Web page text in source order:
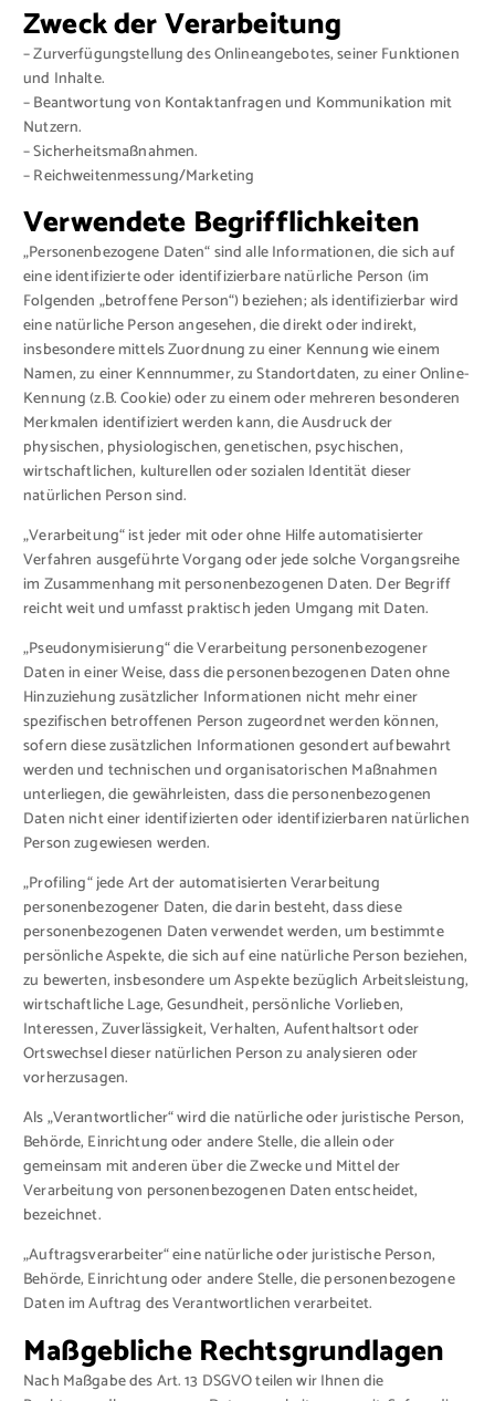
Zweck der Verarbeitung
– Zurverfügungstellung des Onlineangebotes, seiner Funktionen
und Inhalte.
– Beantwortung von Kontaktanfragen und Kommunikation mit
Nutzern.
– Sicherheitsmaßnahmen.
– Reichweitenmessung/Marketing
Verwendete Begrifflichkeiten
„Personenbezogene Daten“ sind alle Informationen, die sich auf
eine identifizierte oder identifizierbare natürliche Person (im
Folgenden „betroffene Person“) beziehen; als identifizierbar wird
eine natürliche Person angesehen, die direkt oder indirekt,
insbesondere mittels Zuordnung zu einer Kennung wie einem
Namen, zu einer Kennnummer, zu Standortdaten, zu einer Online-
Kennung (z.B. Cookie) oder zu einem oder mehreren besonderen
Merkmalen identifiziert werden kann, die Ausdruck der
physischen, physiologischen, genetischen, psychischen,
wirtschaftlichen, kulturellen oder sozialen Identität dieser
natürlichen Person sind.
„Verarbeitung“ ist jeder mit oder ohne Hilfe automatisierter
Verfahren ausgeführte Vorgang oder jede solche Vorgangsreihe
im Zusammenhang mit personenbezogenen Daten. Der Begriff
reicht weit und umfasst praktisch jeden Umgang mit Daten.
„Pseudonymisierung“ die Verarbeitung personenbezogener
Daten in einer Weise, dass die personenbezogenen Daten ohne
Hinzuziehung zusätzlicher Informationen nicht mehr einer
spezifischen betroffenen Person zugeordnet werden können,
sofern diese zusätzlichen Informationen gesondert aufbewahrt
werden und technischen und organisatorischen Maßnahmen
unterliegen, die gewährleisten, dass die personenbezogenen
Daten nicht einer identifizierten oder identifizierbaren natürlichen
Person zugewiesen werden.
„Profiling“ jede Art der automatisierten Verarbeitung
personenbezogener Daten, die darin besteht, dass diese
personenbezogenen Daten verwendet werden, um bestimmte
persönliche Aspekte, die sich auf eine natürliche Person beziehen,
zu bewerten, insbesondere um Aspekte bezüglich Arbeitsleistung,
wirtschaftliche Lage, Gesundheit, persönliche Vorlieben,
Interessen, Zuverlässigkeit, Verhalten, Aufenthaltsort oder
Ortswechsel dieser natürlichen Person zu analysieren oder
vorherzusagen.
Als „Verantwortlicher“ wird die natürliche oder juristische Person,
Behörde, Einrichtung oder andere Stelle, die allein oder
gemeinsam mit anderen über die Zwecke und Mittel der
Verarbeitung von personenbezogenen Daten entscheidet,
bezeichnet.
„Auftragsverarbeiter“ eine natürliche oder juristische Person,
Behörde, Einrichtung oder andere Stelle, die personenbezogene
Daten im Auftrag des Verantwortlichen verarbeitet.
Maßgebliche Rechtsgrundlagen
Nach Maßgabe des Art. 13 DSGVO teilen wir Ihnen die